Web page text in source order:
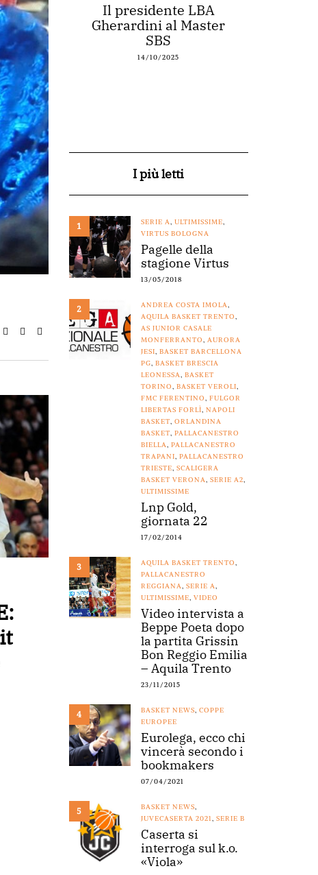
a
Il presidente LBA
Gherardini al Master
SBS
14/10/2025
I più letti
1 SERIE A, ULTIMISSIME,
VIRTUS BOLOGNA
Pagelle della
stagione Virtus
13/05/2018
2 ANDREA COSTA IMOLA,
AQUILA BASKET TRENTO,
AS JUNIOR CASALE
MONFERRANTO, AURORA
JESI, BASKET BARCELLONA
PG, BASKET BRESCIA
LEONESSA, BASKET
TORINO, BASKET VEROLI,
FMC FERENTINO, FULGOR
LIBERTAS FORLÌ, NAPOLI
BASKET, ORLANDINA
BASKET, PALLACANESTRO
BIELLA, PALLACANESTRO
TRAPANI, PALLACANESTRO
TRIESTE, SCALIGERA
BASKET VERONA, SERIE A2,
ULTIMISSIME
Lnp Gold,
giornata 22
17/02/2014
3 AQUILA BASKET TRENTO,
PALLACANESTRO
REGGIANA, SERIE A,
ULTIMISSIME, VIDEO
Video intervista a
Beppe Poeta dopo
la partita Grissin
Bon Reggio Emilia
– Aquila Trento
23/11/2015
4 BASKET NEWS, COPPE
EUROPEE
Eurolega, ecco chi
vincerà secondo i
bookmakers
07/04/2021
5 BASKET NEWS,
JUVECASERTA 2021, SERIE B
Caserta si
interroga sul k.o.
«Viola»